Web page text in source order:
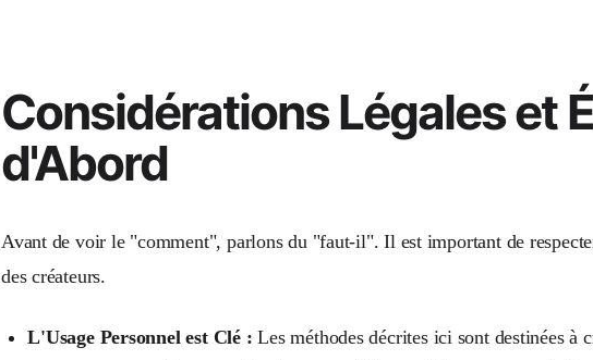
Considérations Légales et
d'Abord
Avant de voir le "comment", parlons du "faut-il". Il est important de
des créateurs.
L'Usage Personnel est Clé : Les méthodes décrites ici sont destinées à